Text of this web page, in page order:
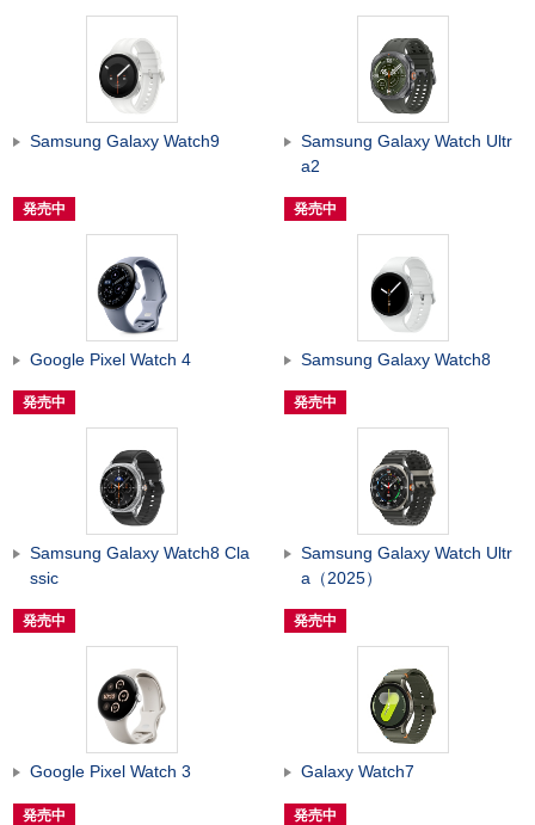
Samsung Galaxy Watch9
発売中
Samsung Galaxy Watch Ultr
a2
発売中
Google Pixel Watch 4
発売中
Samsung Galaxy Watch8
発売中
Samsung Galaxy Watch8 Cla
ssic
発売中
Samsung Galaxy Watch Ultr
a（2025）
発売中
Google Pixel Watch 3
発売中
Galaxy Watch7
発売中